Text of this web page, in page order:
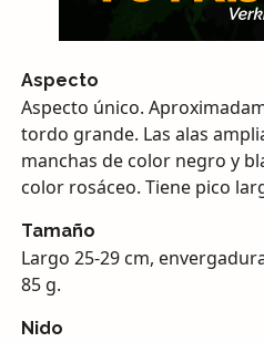
Aspecto
Aspecto único.
tordo grande. Las alas
manchas de color negro y
color rosáceo. Tiene pico
Tamaño
Largo 25-29 cm,
85 g.
Nido